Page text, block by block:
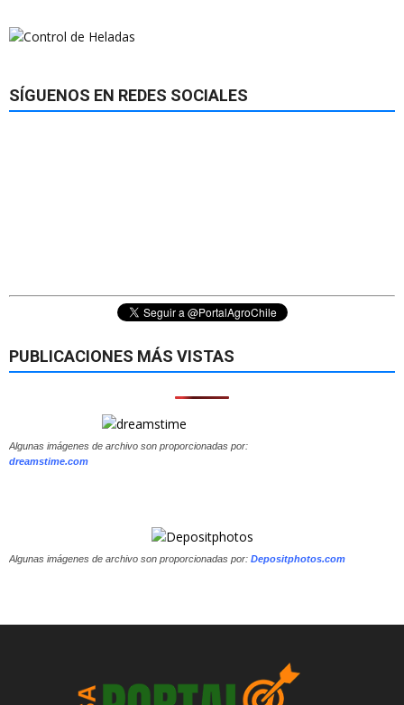
SÍGUENOS EN REDES SOCIALES
PUBLICACIONES MÁS VISTAS
Algunas imágenes de archivo son proporcionadas por:
dreamstime.com
Algunas imágenes de archivo son proporcionadas por: Depositphotos.com